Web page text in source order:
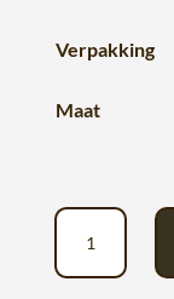
Verpakking
Maat
Chuckit
Ultra
Bal